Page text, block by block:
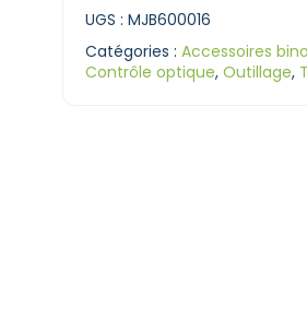
UGS : MJB600016
Catégories : Accessoires
Contrôle optique, Outillage,